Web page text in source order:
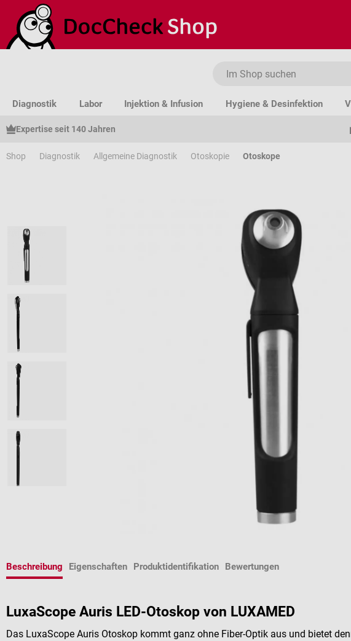
Hauptinhalt springen
Zur Suche springen
Zur Hauptnavigation springen
Diagnostik Labor Injektion & Infusion Hygiene & Desinfektion
Expertise seit 140 Jahren
Shop Diagnostik Allgemeine Diagnostik Otoskopie Otoskope
Beschreibung Eigenschaften Produktidentifikation Bewertungen
LuxaScope Auris LED-Otoskop von LUXAMED
Das LuxaScope Auris Otoskop kommt ganz ohne Fiber-Optik aus und bietet